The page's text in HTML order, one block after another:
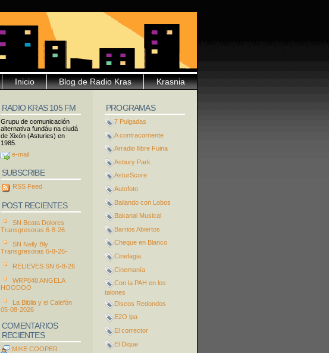
Krasnia
Blog de Radio Kras
Inicio
PROGRAMAS
7 Pulgadas
A contracorriente
Arradio llibre Fuina
Asbury Park
AsturScore
Autofoto
Bailando con Lobos
Bakanal Musical
Barrios Abiertos
Cheque en Blanco
Cinefagia
Cinemanía
Con la PAH en los
talones
Discos Redondos
E2O lpa
El corrector
El Dique
RADIO KRAS 105 FM
Grupu de comunicación
alternativa fundáu na ciudá
de Xixón (Asturies) en
1985.
e-mail
SUBSCRIBE
RSS Feed
POST RECIENTES
SN Beata Dolores
Transgresoras 6-8-26
SN Nelly Bly
Transgresoras 6-8-26-
RELIEVES SN 6-8-26
WRP048 ANGELA
HOODOO
La Biblia y el Calefón
05-08-2026
COMENTARIOS
RECIENTES
MIKE COOPER